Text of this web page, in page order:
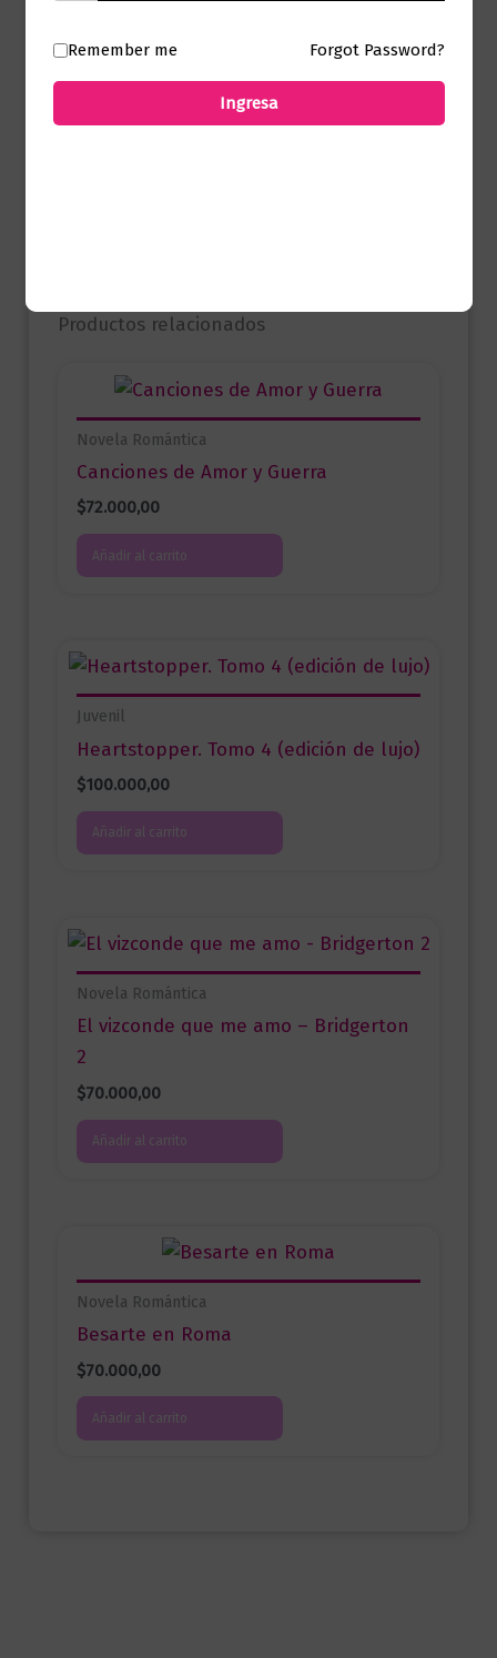
No hay valoraciones aún.
Solo los usuarios registrados que hayan
Productos relacionados
Novela Romántica
Canciones de Amor y Guerra
$72.000,00
Añadir al carrito
Juvenil
Heartstopper. Tomo 4 (edición de lujo)
$100.000,00
Añadir al carrito
Novela Romántica
El vizconde que me amo – Bridgerton
2
$70.000,00
Añadir al carrito
Novela Romántica
Besarte en Roma
$70.000,00
Añadir al carrito
Remember me Forgot Password?
Ingresa